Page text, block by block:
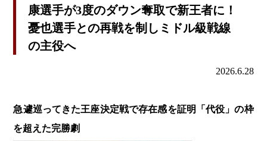
康選手が3度のダウン奪取で新王者に！
憂也選手との再戦を制しミドル級戦線
の主役へ
2026.6.28
急遽巡ってきた王座決定戦で存在感を証明「代役」の枠
を超えた完勝劇